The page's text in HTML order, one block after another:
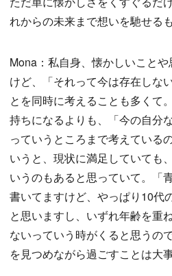
れからの未来まで想いを馳せる
Mona：私自身、懐かしいこと
けど、「それって今は存在しな
とを同時に考えることも多くて
持ちになるよりも、「今の自分
っていうところまで考えている
いうと、現状に満足していても
いうのもあると思っていて。「
書いてますけど、やっぱり10代
と思いますし、いずれ年齢を重
ないっていう時がくると思うの
を見つめながら過ごすことは大